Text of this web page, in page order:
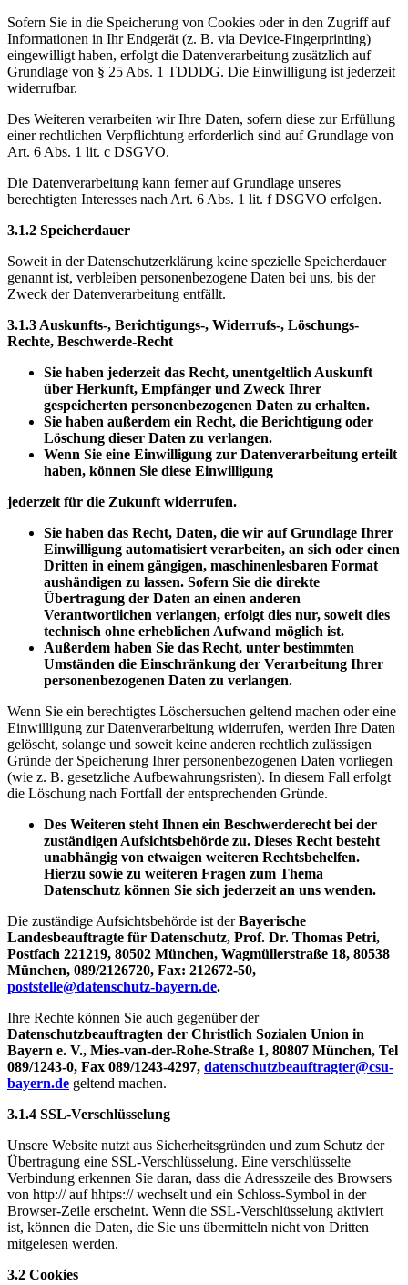
Sofern Sie in die Speicherung von Cookies oder in den Zugriff auf
Informationen in Ihr Endgerät (z. B. via Device-Fingerprinting)
eingewilligt haben, erfolgt die Datenverarbeitung zusätzlich auf
Grundlage von § 25 Abs. 1 TDDDG. Die Einwilligung ist jederzeit
widerrufbar.
Des Weiteren verarbeiten wir Ihre Daten, sofern diese zur Erfüllung
einer rechtlichen Verpflichtung erforderlich sind auf Grundlage von
Art. 6 Abs. 1 lit. c DSGVO.
Die Datenverarbeitung kann ferner auf Grundlage unseres
berechtigten Interesses nach Art. 6 Abs. 1 lit. f DSGVO erfolgen.
3.1.2 Speicherdauer
Soweit in der Datenschutzerklärung keine spezielle Speicherdauer
genannt ist, verbleiben personenbezogene Daten bei uns, bis der
Zweck der Datenverarbeitung entfällt.
3.1.3 Auskunfts-, Berichtigungs-, Widerrufs-, Löschungs-
Rechte, Beschwerde-Recht
Sie haben jederzeit das Recht, unentgeltlich Auskunft
über Herkunft, Empfänger und Zweck Ihrer
gespeicherten personenbezogenen Daten zu erhalten.
Sie haben außerdem ein Recht, die Berichtigung oder
Löschung dieser Daten zu verlangen.
Wenn Sie eine Einwilligung zur Datenverarbeitung erteilt
haben, können Sie diese Einwilligung
jederzeit für die Zukunft widerrufen.
Sie haben das Recht, Daten, die wir auf Grundlage Ihrer
Einwilligung automatisiert verarbeiten, an sich oder einen
Dritten in einem gängigen, maschinenlesbaren Format
aushändigen zu lassen. Sofern Sie die direkte
Übertragung der Daten an einen anderen
Verantwortlichen verlangen, erfolgt dies nur, soweit dies
technisch ohne erheblichen Aufwand möglich ist.
Außerdem haben Sie das Recht, unter bestimmten
Umständen die Einschränkung der Verarbeitung Ihrer
personenbezogenen Daten zu verlangen.
Wenn Sie ein berechtigtes Löschersuchen geltend machen oder eine
Einwilligung zur Datenverarbeitung widerrufen, werden Ihre Daten
gelöscht, solange und soweit keine anderen rechtlich zulässigen
Gründe der Speicherung Ihrer personenbezogenen Daten vorliegen
(wie z. B. gesetzliche Aufbewahrungsristen). In diesem Fall erfolgt
die Löschung nach Fortfall der entsprechenden Gründe.
Des Weiteren steht Ihnen ein Beschwerderecht bei der
zuständigen Aufsichtsbehörde zu. Dieses Recht besteht
unabhängig von etwaigen weiteren Rechtsbehelfen.
Hierzu sowie zu weiteren Fragen zum Thema
Datenschutz können Sie sich jederzeit an uns wenden.
Die zuständige Aufsichtsbehörde ist derBayerische
Landesbeauftragte für Datenschutz, Prof. Dr. Thomas Petri,
Postfach 221219, 80502 München, Wagmüllerstraße 18, 80538
München, 089/2126720, Fax: 212672-50,
poststelle@datenschutz-bayern.de.
Ihre Rechte können Sie auch gegenüber der
Datenschutzbeauftragten der Christlich Sozialen Union in
Bayern e. V., Mies-van-der-Rohe-Straße 1, 80807 München, Tel
089/1243-0, Fax 089/1243-4297, datenschutzbeauftragter@csu-
bayern.de geltend machen.
3.1.4 SSL-Verschlüsselung
Unsere Website nutzt aus Sicherheitsgründen und zum Schutz der
Übertragung eine SSL-Verschlüsselung. Eine verschlüsselte
Verbindung erkennen Sie daran, dass die Adresszeile des Browsers
von http:// auf hhtps:// wechselt und ein Schloss-Symbol in der
Browser-Zeile erscheint. Wenn die SSL-Verschlüsselung aktiviert
ist, können die Daten, die Sie uns übermitteln nicht von Dritten
mitgelesen werden.
3.2 Cookies